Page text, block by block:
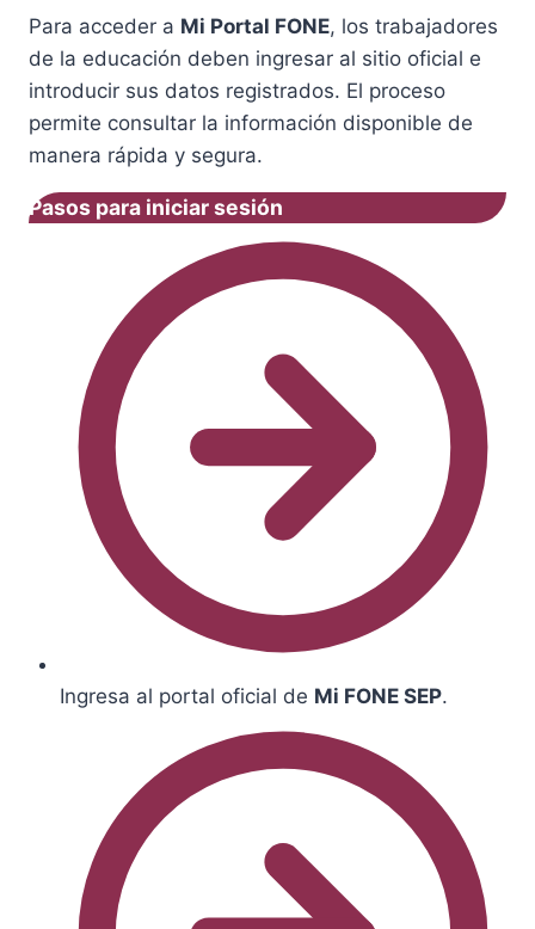
Para acceder a Mi Portal FONE, los trabajadores
de la educación deben ingresar al sitio oficial e
introducir sus datos registrados. El proceso
permite consultar la información disponible de
manera rápida y segura.
Pasos para iniciar sesión
Ingresa al portal oficial de Mi FONE SEP.